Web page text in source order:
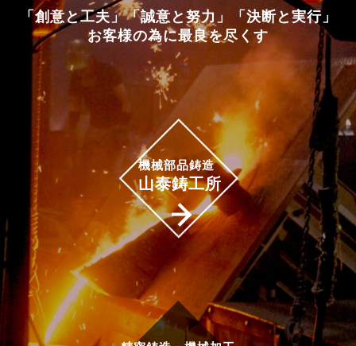
機械部品鋳造
山泰鋳工所
「創意と工夫」「誠意と努力」「決断と実行」
お客様の為に最良を尽くす